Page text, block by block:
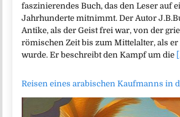
faszinierendes Buch, das den Leser auf
Jahrhunderte mitnimmt. Der Autor
Antike, als der Geist frei war, von der
römischen Zeit bis zum Mittelalter, als er
wurde. Er beschreibt den Kampf um die
Reisen eines arabischen Kaufmanns in